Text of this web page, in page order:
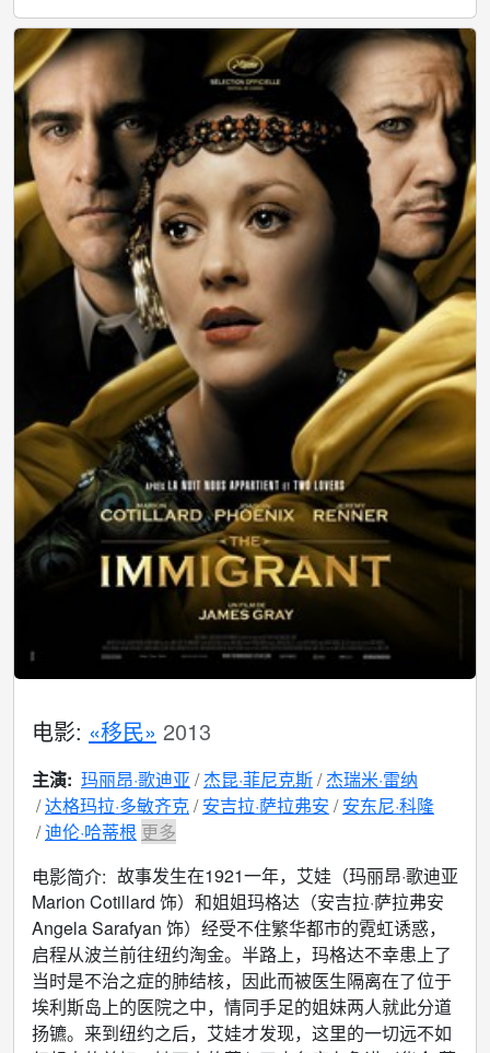
电影: «移民» 2013
主演: 玛丽昂·歌迪亚 杰昆·菲尼克斯 杰瑞米·雷纳
达格玛拉·多敏齐克 安吉拉·萨拉弗安
安东尼·科隆
迪伦·哈蒂根 更多
电影简介: 故事发生在1921一年，艾娃（玛丽昂·歌迪亚
Marion Cotillard 饰）和姐姐玛格达（安吉拉·萨拉弗安
Angela Sarafyan 饰）经受不住繁华都市的霓虹诱惑，
启程从波兰前往纽约淘金。半路上，玛格达不幸患上了
当时是不治之症的肺结核，因此而被医生隔离在了位于
埃利斯岛上的医院之中，情同手足的姐妹两人就此分道
扬镳。来到纽约之后，艾娃才发现，这里的一切远不如